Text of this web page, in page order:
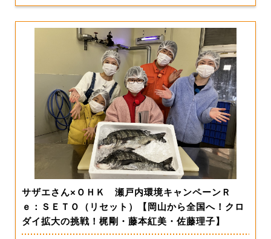
サザエさん×ＯＨＫ 瀬戸内環境キャンペーンＲ
ｅ：ＳＥＴＯ（リセット）【岡山から全国へ！クロ
ダイ拡大の挑戦！梶剛・藤本紅美・佐藤理子】